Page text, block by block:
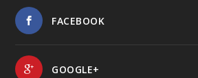
FACEBOOK
GOOGLE+